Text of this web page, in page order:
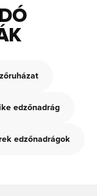
edzőnadrág
edzőnadrágok